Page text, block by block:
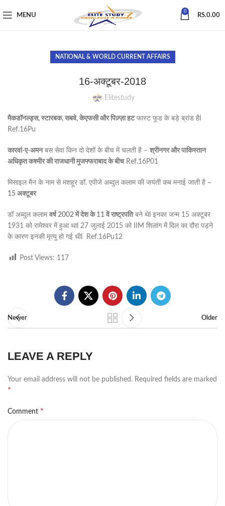
MENU
0
RS.0.00
NATIONAL & WORLD CURRENT AFFAIRS
16-अक्टूबर-2018
Elitestudy
मैकडॉनल्ड्स, स्टारबक, सबवे, केएफसी और पिज़्ज़ा हटफास्ट फूड के बड़े ब्रांड हैl
Ref.16Pu
कारवां-ए-अमनबस सेवा किन दो देशों के बीच में चलती है – श्रीनगर और पाकिस्तान
अधिकृत कश्मीर की राजधानी मुजफ्फराबाद के बीचRef.16P01
मिसाइल मैन के नाम से मशहूर डॉ. एपीजे अब्दुल कलाम की जयंती कब मनाई जाती है –
15 अक्टूबर
डॉ अब्दुल कलाम वर्ष 2002 में देश के 11 वें राष्ट्रपतिबने थेl इनका जन्म 15 अक्टूबर
1931 को रामेश्वर में हुआ थाl 27 जुलाई 2015 को IIM शिलांग में दिल का दौरा पड़ने
के कारण इनकी मृत्यु हो गई थीl Ref.16Pu12
Post Views: 117
Newer Older
LEAVE A REPLY
Your email address will not be published. Required fields are marked
*
Comment *